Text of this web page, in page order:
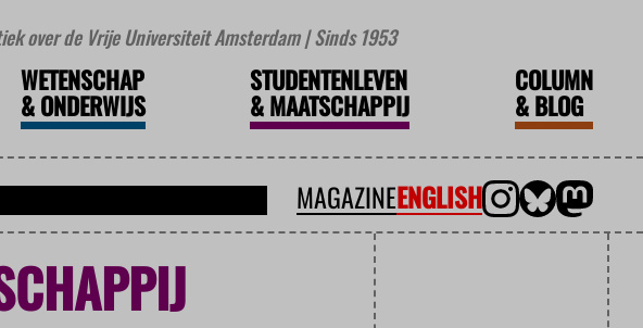
over de Vrije Universiteit Amsterdam | Sinds 1953
WETENSCHAP
&ONDERWIJS
STUDENTENLEVEN
&MAATSCHAPPIJ
COLUMN
&BLOG
MAGAZINEENGLISH